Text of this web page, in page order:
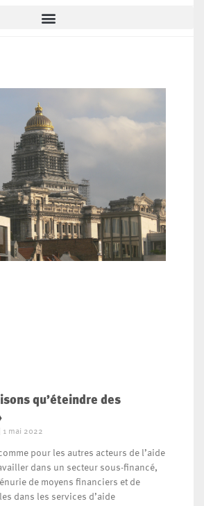
qu’éteindre des
1 mai 2022
pour les autres acteurs de l’aide
dans un secteur sous-financé,
de moyens financiers et de
dans les services d’aide